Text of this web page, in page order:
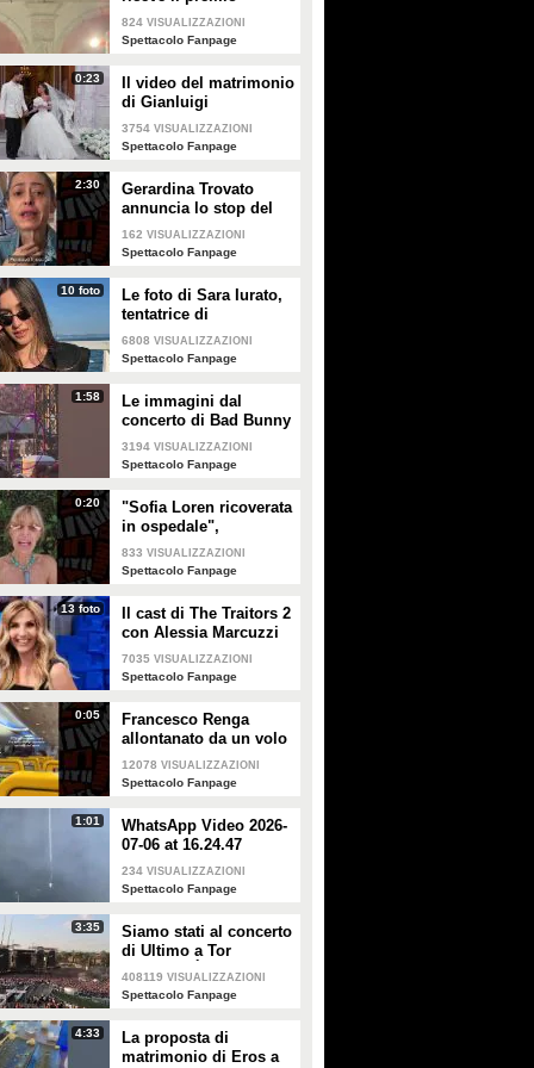
intitolato al padre
Enrico
824 VISUALIZZAZIONI
Spettacolo Fanpage
0:23
Il video del matrimonio
di Gianluigi
Donnarumma e Alessia
Elefante
3754 VISUALIZZAZIONI
Spettacolo Fanpage
2:30
Gerardina Trovato
annuncia lo stop del
tour per problemi di
salute
162 VISUALIZZAZIONI
Spettacolo Fanpage
10 foto
Le foto di Sara Iurato,
tentatrice di
Temptation Island 2026
6808 VISUALIZZAZIONI
Spettacolo Fanpage
1:58
Le immagini dal
concerto di Bad Bunny
a Milano
3194 VISUALIZZAZIONI
Spettacolo Fanpage
0:20
"Sofia Loren ricoverata
in ospedale",
Alessandra Mussolini
smentisce: "È serena e
833 VISUALIZZAZIONI
Spettacolo Fanpage
13 foto
Il cast di The Traitors 2
con Alessia Marcuzzi
7035 VISUALIZZAZIONI
Spettacolo Fanpage
0:05
Francesco Renga
allontanato da un volo
Ryanair dopo una
discussione con gli
12078 VISUALIZZAZIONI
Spettacolo Fanpage
1:01
WhatsApp Video 2026-
07-06 at 16.24.47
234 VISUALIZZAZIONI
Spettacolo Fanpage
3:35
Siamo stati al concerto
di Ultimo a Tor
Vergata: "È il giorno
che aspettavo, questa è
408119 VISUALIZZAZIONI
Spettacolo Fanpage
4:33
La proposta di
matrimonio di Eros a